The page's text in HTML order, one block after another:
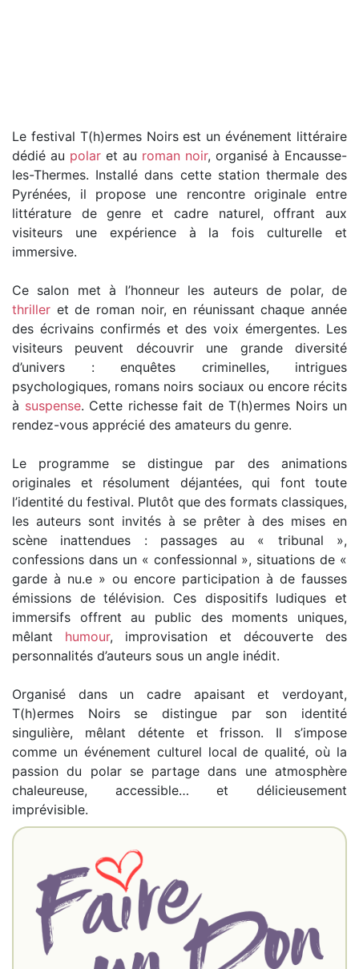
Le festival T(h)ermes Noirs est un événement littéraire
dédié au polar et au roman noir, organisé à Encausse-
les-Thermes. Installé dans cette station thermale des
Pyrénées, il propose une rencontre originale entre
littérature de genre et cadre naturel, offrant aux
visiteurs une expérience à la fois culturelle et
immersive.
Ce salon met à l’honneur les auteurs de polar, de
thriller et de roman noir, en réunissant chaque année
des écrivains confirmés et des voix émergentes. Les
visiteurs peuvent découvrir une grande diversité
d’univers : enquêtes criminelles, intrigues
psychologiques, romans noirs sociaux ou encore récits
à suspense. Cette richesse fait de T(h)ermes Noirs un
rendez-vous apprécié des amateurs du genre.
Le programme se distingue par des animations
originales et résolument déjantées, qui font toute
l’identité du festival. Plutôt que des formats classiques,
les auteurs sont invités à se prêter à des mises en
scène inattendues : passages au « tribunal »,
confessions dans un « confessionnal », situations de «
garde à nu.e » ou encore participation à de fausses
émissions de télévision. Ces dispositifs ludiques et
immersifs offrent au public des moments uniques,
mêlant humour, improvisation et découverte des
personnalités d’auteurs sous un angle inédit.
Organisé dans un cadre apaisant et verdoyant,
T(h)ermes Noirs se distingue par son identité
singulière, mêlant détente et frisson. Il s’impose
comme un événement culturel local de qualité, où la
passion du polar se partage dans une atmosphère
chaleureuse, accessible… et délicieusement
imprévisible.